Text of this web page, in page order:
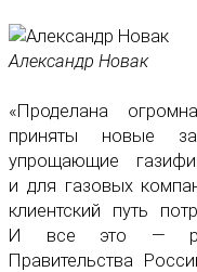
Александр Новак
«Проделана
приняты новые
упрощающие
и для газовых
клиентский путь
И все это —
Правительства